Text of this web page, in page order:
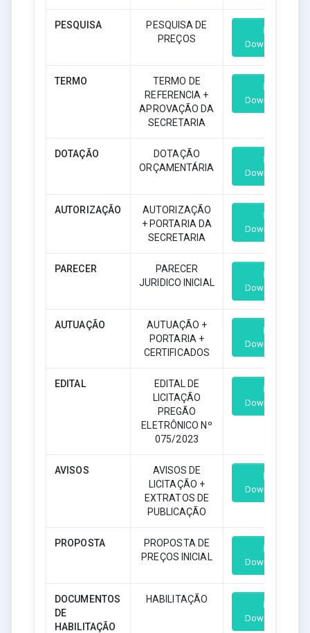
PESQUISA
PESQUISA DE
PREÇOS
Download
TERMO
TERMO DE
REFERENCIA +
APROVAÇÃO DA
SECRETARIA
Download
DOTAÇÃO
DOTAÇÃO
ORÇAMENTÁRIA
Download
AUTORIZAÇÃO
AUTORIZAÇÃO
+ PORTARIA DA
SECRETARIA
Download
PARECER
PARECER
JURIDICO INICIAL
Download
AUTUAÇÃO
AUTUAÇÃO +
PORTARIA +
CERTIFICADOS
Download
EDITAL
EDITAL DE
LICITAÇÃO
PREGÃO
ELETRÔNICO Nº
075/2023
Download
AVISOS
AVISOS DE
LICITAÇÃO +
EXTRATOS DE
PUBLICAÇÃO
Download
PROPOSTA
PROPOSTA DE
PREÇOS INICIAL
Download
DOCUMENTOS
DE
HABILITAÇÃO
HABILITAÇÃO
Download